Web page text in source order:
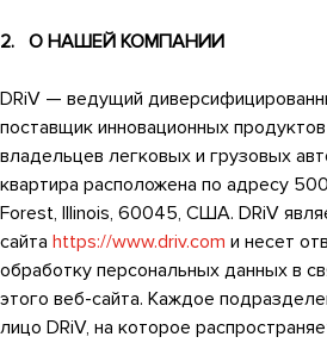
2. О НАШЕЙ КОМПАНИИ
DRiV — ведущий
поставщик инновационных
владельцев легковых и грузовых
квартира расположена по адресу
Forest, Illinois, 60045, США. DRiV
сайта https://www.driv.com и несет
обработку персональных данных в
этого веб-сайта. Каждое
лицо DRiV, на которое